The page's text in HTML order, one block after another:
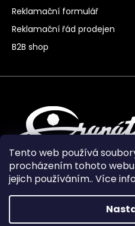
Tento web používá
procházením tohoto
jejich používáním.. Více
Reklamační formulář
Reklamační řád prodejen
B2B shop